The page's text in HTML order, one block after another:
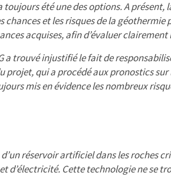
été une des options. A présent,
chances et les risques de la
acquises, afin d’évaluer
a trouvé injustifié le fait de
projet, qui a procédé aux pronostics sur
mis en évidence les nombreux
réservoir artificiel dans les roches
d’électricité. Cette technologie ne se